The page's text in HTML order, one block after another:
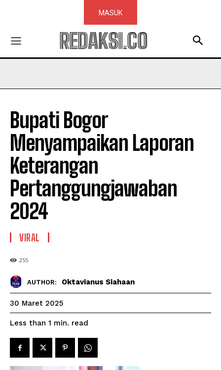
MASUK
REDAKSI.CO
Bupati Bogor
Menyampaikan Laporan
Keterangan
Pertanggungjawaban
2024
VIRAL
255
AUTHOR: Oktavianus Siahaan
30 Maret 2025
Less than 1 min. read